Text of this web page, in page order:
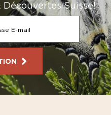
Suisse!